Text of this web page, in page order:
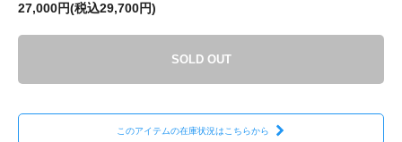
27,000円(税込29,700円)
SOLD OUT
このアイテムの在庫状況はこちらから